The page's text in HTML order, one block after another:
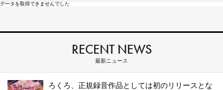
データを取得できませんでした
RECENT NEWS
最新ニュース
ろくろ、正規録音作品としては初のリリースとな